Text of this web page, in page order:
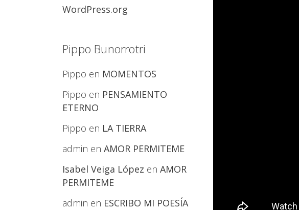
WordPress.org
Pippo Bunorrotri
Pippo en MOMENTOS
Pippo en PENSAMIENTO
ETERNO
Pippo en LA TIERRA
admin en AMOR PERMITEME
Isabel Veiga López en AMOR
PERMITEME
admin en ESCRIBO MI POESÍA